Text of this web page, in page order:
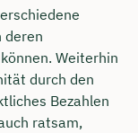
deren
Weiterhin
durch den
Bezahlen
ratsam,